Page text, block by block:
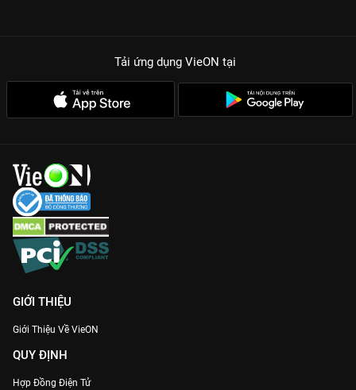
Tải ứng dụng VieON tại
GIỚI THIỆU
Giới Thiệu Về VieON
QUY ĐỊNH
Hợp Đồng Điện Tử